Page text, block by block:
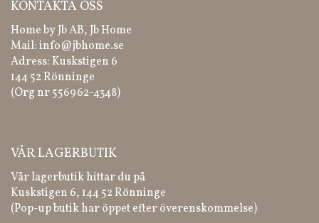
KONTAKTA OSS
Home by Jb AB, Jb Home
Mail:info@jbhome.se
Adress: Kuskstigen 6
144 52 Rönninge
(Org nr 556962-4348)
VÅR LAGERBUTIK
Vår lagerbutik hittar du på
Kuskstigen 6, 144 52 Rönninge
(Pop-up butik har öppet efter överenskommelse)